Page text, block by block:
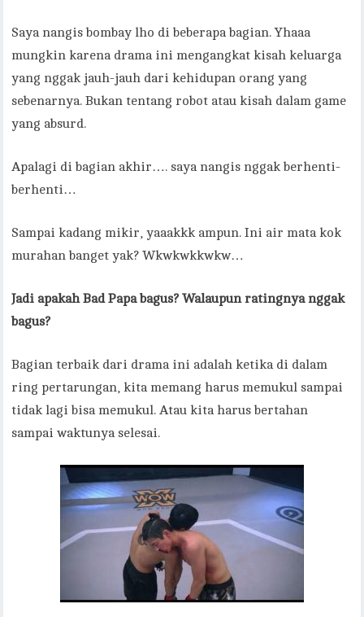
Saya nangis bombay lho di beberapa bagian. Yhaaa
mungkin karena drama ini mengangkat kisah keluarga
yang nggak jauh-jauh dari kehidupan orang yang
sebenarnya. Bukan tentang robot atau kisah dalam game
yang absurd.
Apalagi di bagian akhir…. saya nangis nggak berhenti-
berhenti…
Sampai kadang mikir, yaaakkk ampun. Ini air mata kok
murahan banget yak? Wkwkwkkwkw…
Jadi apakah Bad Papa bagus? Walaupun ratingnya nggak
bagus?
Bagian terbaik dari drama ini adalah ketika di dalam
ring pertarungan, kita memang harus memukul sampai
tidak lagi bisa memukul. Atau kita harus bertahan
sampai waktunya selesai.